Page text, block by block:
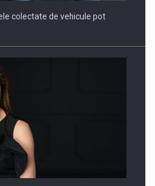
2026, fueled by benzinariile RO…
colectate de vehicule pot